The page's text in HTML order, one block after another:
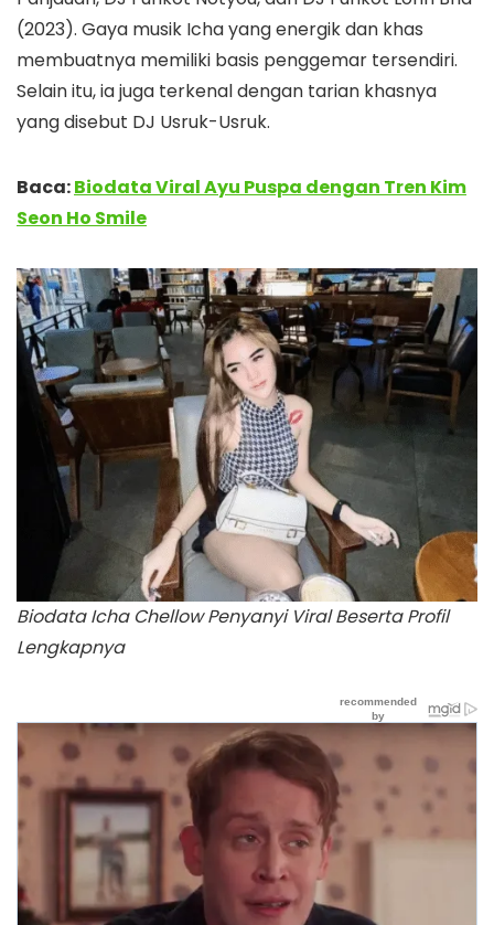
(2023). Gaya musik Icha yang energik dan khas
membuatnya memiliki basis penggemar tersendiri.
Selain itu, ia juga terkenal dengan tarian khasnya
yang disebut DJ Usruk-Usruk.
Baca:Biodata Viral Ayu Puspa dengan Tren Kim
Seon Ho Smile
Biodata Icha Chellow Penyanyi Viral Beserta Profil
Lengkapnya